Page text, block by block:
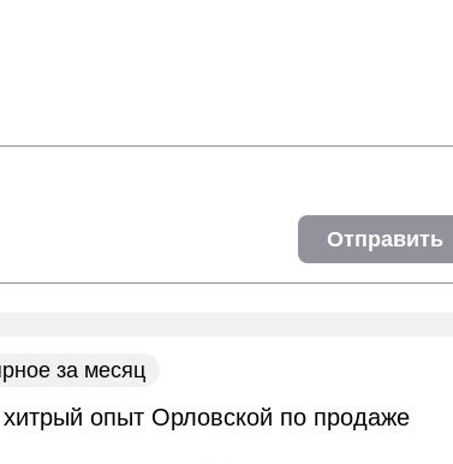
Отправить
за месяц
хитрый опыт Орловской по продаже